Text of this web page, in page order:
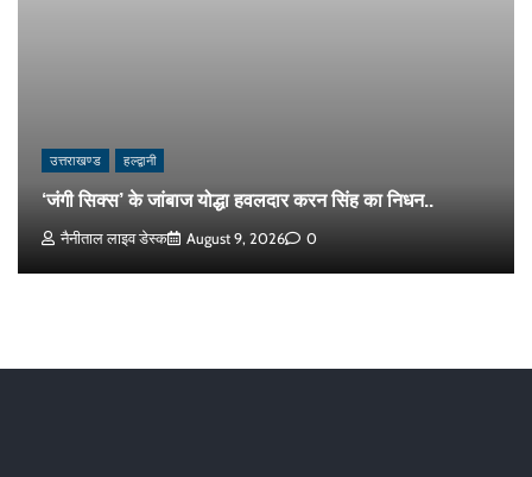
उत्तराखण्ड हल्द्वानी
‘जंगी सिक्स’ के जांबाज योद्धा हवलदार करन सिंह का निधन..
नैनीताल लाइव डेस्क August 9, 2026 0